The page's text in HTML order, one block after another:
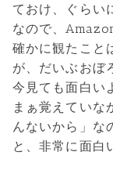
ておけ、ぐらい
なので、
確かに観たこと
が、だいぶおぼ
今見ても面白い
まぁ覚えていな
んないから」な
と、非常に面白